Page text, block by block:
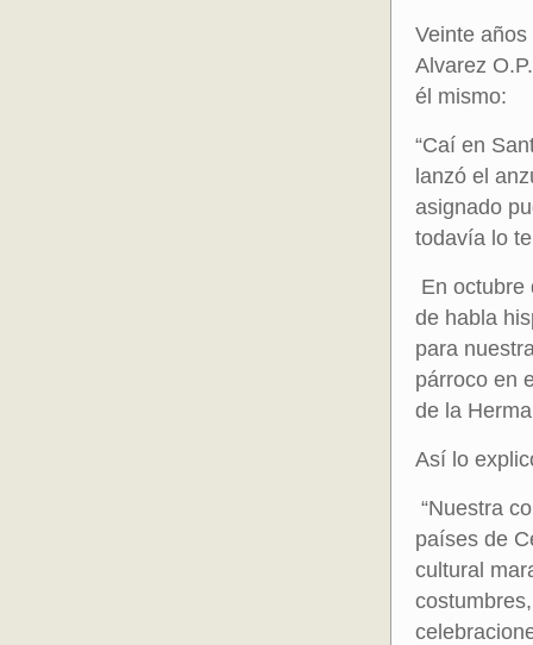
Veinte
Alvarez
él mismo:
“Caí en
lanzó el
asignado
todavía lo
En octubre
de habla
para
párroco en
de la
Así lo
“Nuestra
países de
cultural